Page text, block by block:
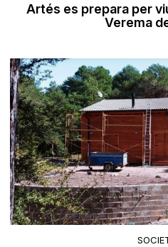
Artés es prepara per
Verema